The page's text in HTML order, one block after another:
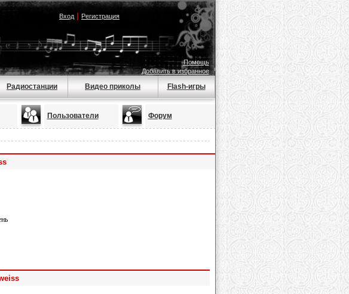
Вход| Регистрация
Помощь
Добавить в избранное
Радиостанции Видео приколы Flash-игры
Пользователи Форум